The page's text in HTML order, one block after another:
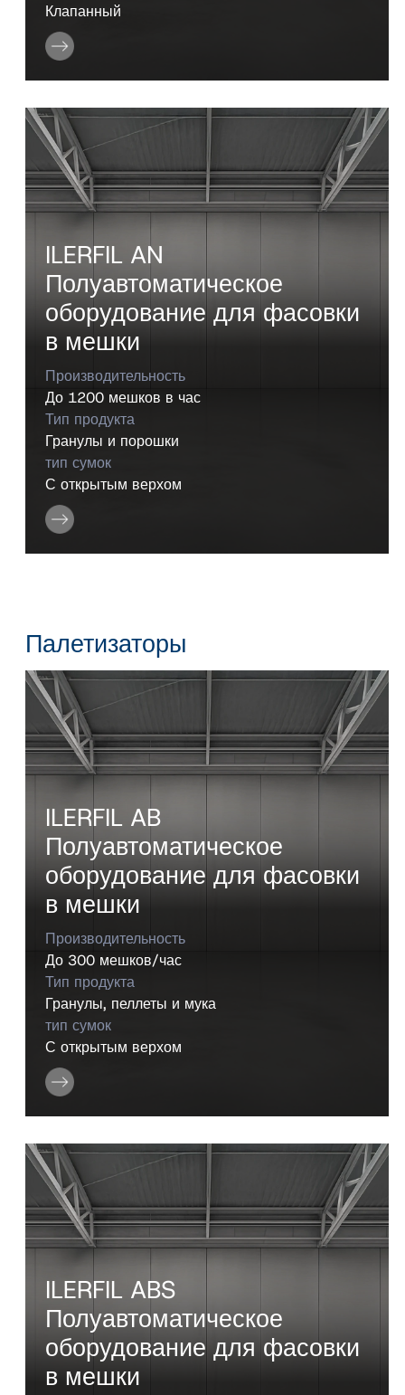
Клапанный
ILERFIL AN
Полуавтоматическое
оборудование для фасовки
в мешки
Производительность
До 1200 мешков в час
Тип продукта
Гранулы и порошки
тип сумок
С открытым верхом
Палетизаторы
ILERFIL AB
Полуавтоматическое
оборудование для фасовки
в мешки
Производительность
До 300 мешков/час
Тип продукта
Гранулы, пеллеты и мука
тип сумок
С открытым верхом
ILERFIL ABS
Полуавтоматическое
оборудование для фасовки
в мешки